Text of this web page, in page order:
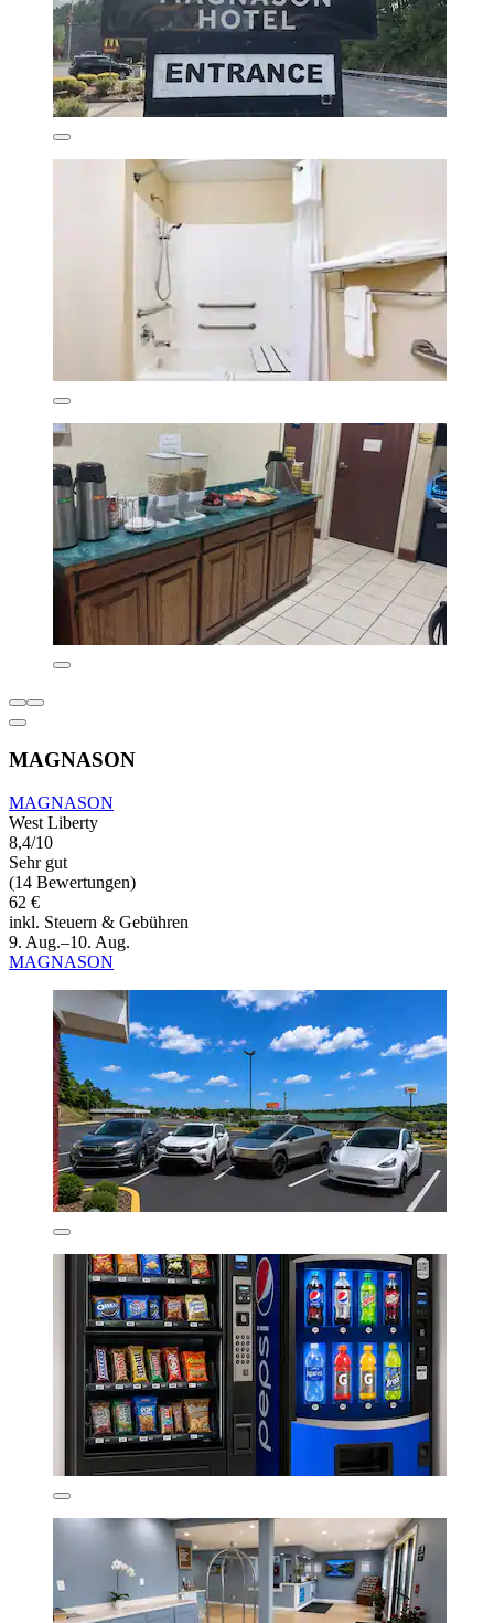
MAGNASON
MAGNASON
West Liberty
8,4/10
Sehr gut
(14 Bewertungen)
62 €
inkl. Steuern & Gebühren
9. Aug.–10. Aug.
MAGNASON